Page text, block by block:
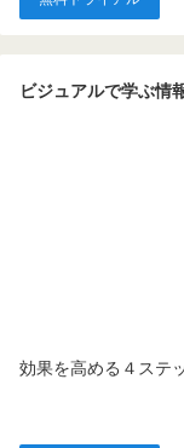
ビジュアルで学ぶ
効果を高める４ステ